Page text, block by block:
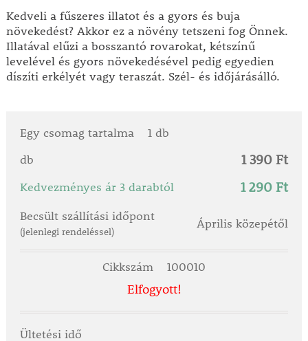
Kedveli a fűszeres illatot és a gyors és buja
növekedést? Akkor ez a növény tetszeni fog Önnek.
Illatával elűzi a bosszantó rovarokat, kétszínű
levelével és gyors növekedésével pedig egyedien
díszíti erkélyét vagy teraszát. Szél- és időjárásálló.
Egy csomag tartalma
1 db
db
1 390 Ft
Kedvezményes ár 3 darabtól 1 290 Ft
Becsült szállítási időpont
(jelenlegi rendeléssel)
Április közepétől
Cikkszám 100010
Elfogyott!
Ültetési idő